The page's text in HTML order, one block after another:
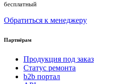
бесплатный
Обратиться к менеджеру
Партнёрам
Продукция под заказ
Статус ремонта
b2b портал